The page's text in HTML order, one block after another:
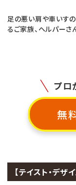
足の悪い肩や車いす
るご家族、ヘルパーさ
プロ
無
【テイスト・デ